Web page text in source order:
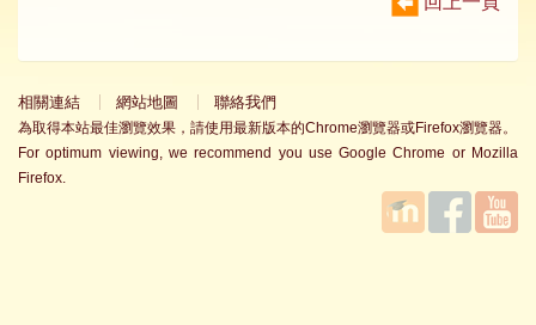
相關連結 網站地圖 聯絡我們
為取得本站最佳瀏覽效果，請使用最新版本的Chrome瀏覽器或Firefox瀏覽器。
For optimum viewing, we recommend you use Google Chrome or Mozilla
Firefox.